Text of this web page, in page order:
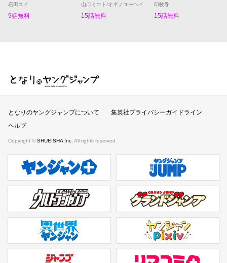
石田スイ
9話無料
山口ミコト/オギノユーヘイ
15話無料
印牧巻
15話無料
となりのヤングジャンプ
となりのヤングジャンプについて
集英社プライバシーガイドライン
ヘルプ
Copyright © SHUEISHA Inc. All rights reserved.
ヤンジャンプラス 週刊ヤングジャンプ公式サイト
ウルトラジャンプ グランドジャンプ
異世界ヤンジャン ヤンジャンpixiv
ジャンプTOON リマコミ＋